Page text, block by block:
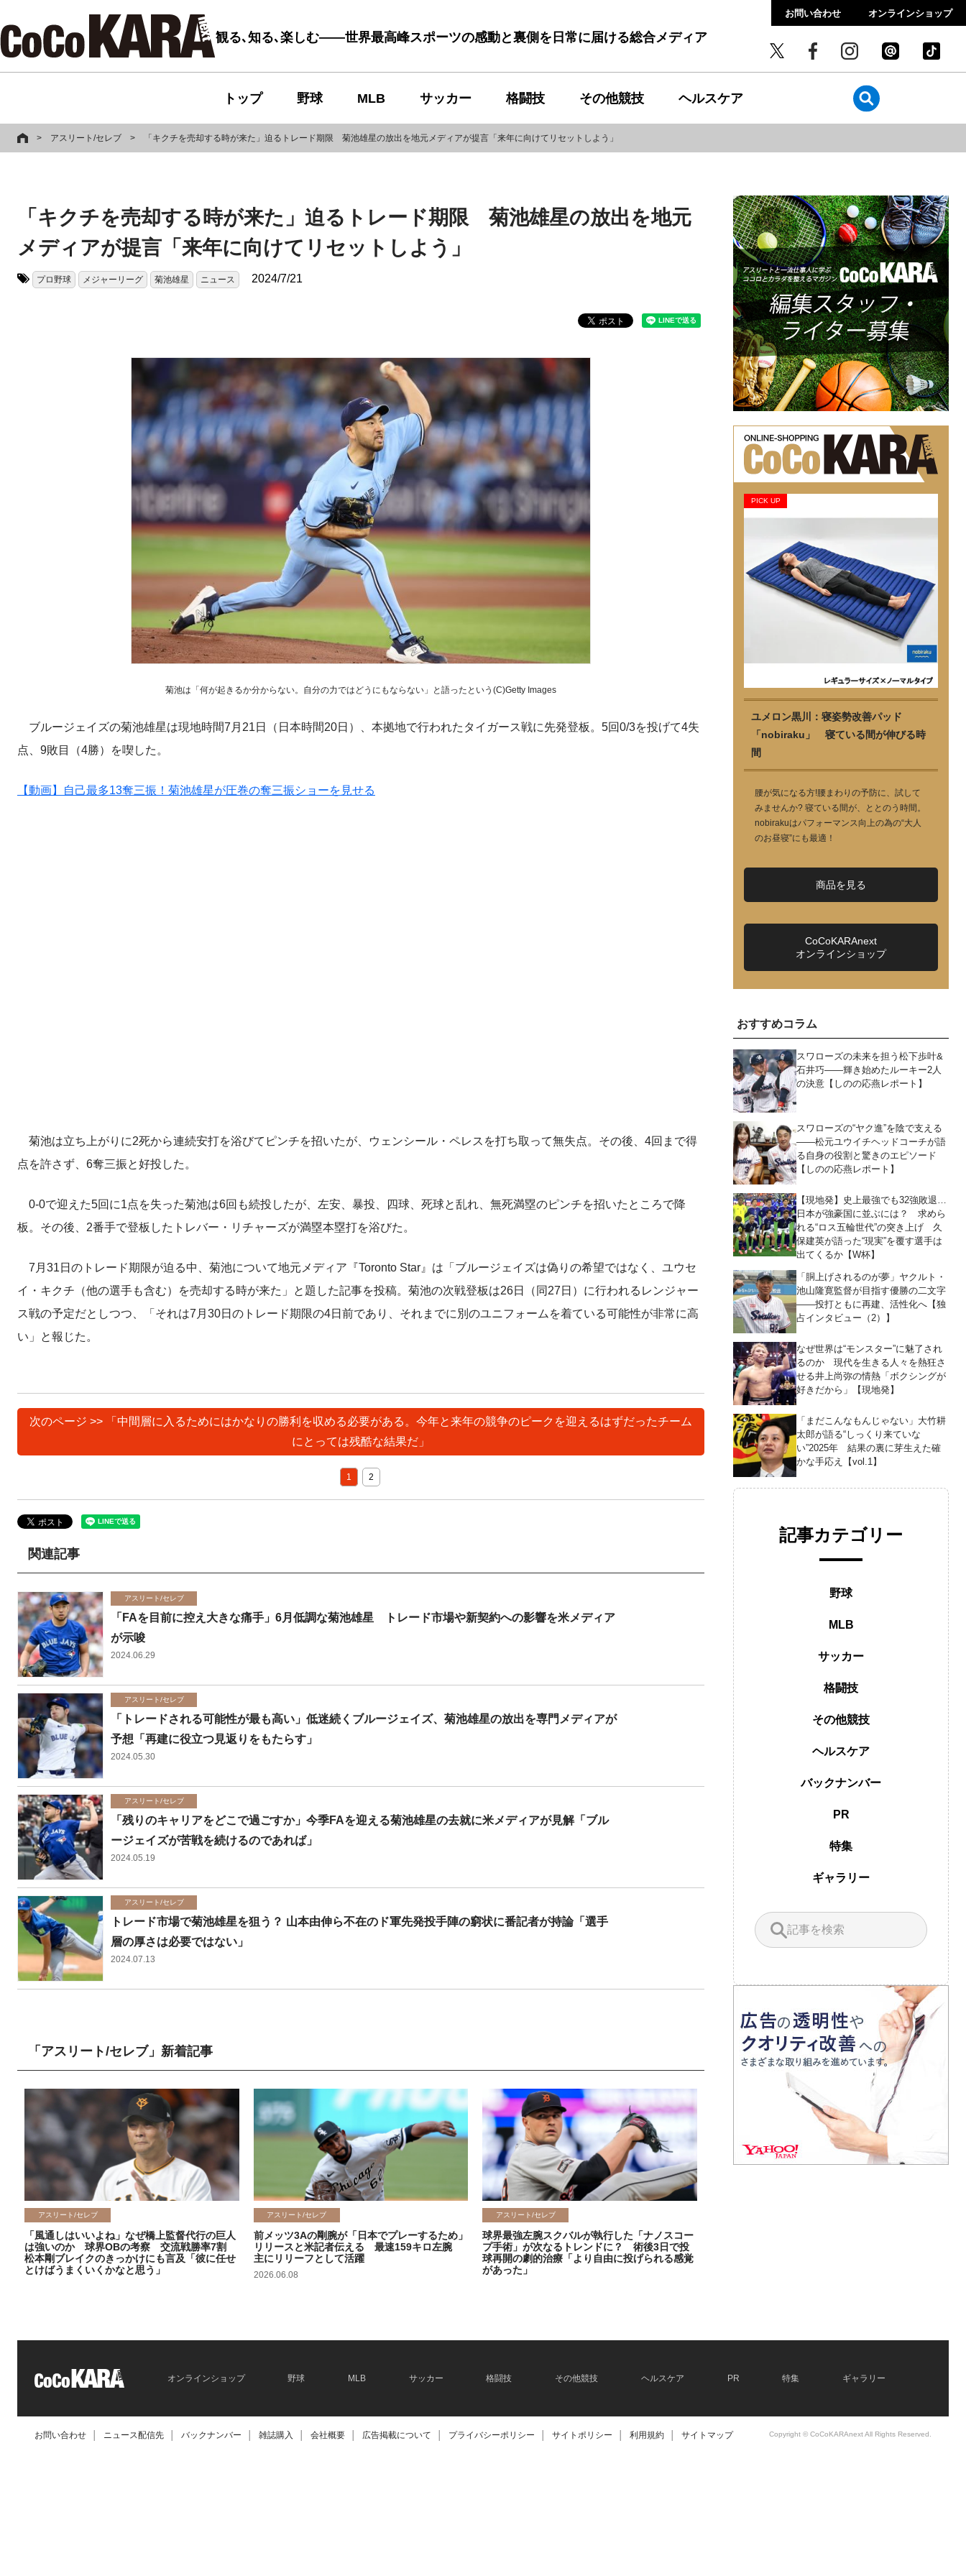
観る､知る､楽しむ――世界最高峰スポーツの感動と裏側を日常に届ける総合メディア
お問い合わせ オンラインショップ
トップ 野球 MLB サッカー 格闘技 その他競技 ヘルスケア
> アスリート/セレブ > 「キクチを売却する時が来た」迫るトレード期限 菊池雄星の放出を地元メディアが提言「来年に向けてリセットしよう」
「キクチを売却する時が来た」迫るトレード期限 菊池雄星の放出を地元
メディアが提言「来年に向けてリセットしよう」
プロ野球 メジャーリーグ 菊池雄星 ニュース 2024/7/21
菊池は「何が起きるか分からない。自分の力ではどうにもならない」と語ったという(C)Getty Images
ブルージェイズの菊池雄星は現地時間7月21日（日本時間20日）、本拠地で行われたタイガース戦に先発登板。5回0/3を投げて4失
点、9敗目（4勝）を喫した。
【動画】自己最多13奪三振！菊池雄星が圧巻の奪三振ショーを見せる
菊池は立ち上がりに2死から連続安打を浴びてピンチを招いたが、ウェンシール・ペレスを打ち取って無失点。その後、4回まで得
点を許さず、6奪三振と好投した。
0-0で迎えた5回に1点を失った菊池は6回も続投したが、左安、暴投、四球、死球と乱れ、無死満塁のピンチを招いたところで降
板。その後、2番手で登板したトレバー・リチャーズが満塁本塁打を浴びた。
7月31日のトレード期限が迫る中、菊池について地元メディア『Toronto Star』は「ブルージェイズは偽りの希望ではなく、ユウセ
イ・キクチ（他の選手も含む）を売却する時が来た」と題した記事を投稿。菊池の次戦登板は26日（同27日）に行われるレンジャー
ス戦の予定だとしつつ、「それは7月30日のトレード期限の4日前であり、それまでに別のユニフォームを着ている可能性が非常に高
い」と報じた。
次のページ >> 「中間層に入るためにはかなりの勝利を収める必要がある。今年と来年の競争のピークを迎えるはずだったチーム
にとっては残酷な結果だ」
1 2
関連記事
アスリート/セレブ
「FAを目前に控え大きな痛手」6月低調な菊池雄星 トレード市場や新契約への影響を米メディア
が示唆
2024.06.29
アスリート/セレブ
「トレードされる可能性が最も高い」低迷続くブルージェイズ、菊池雄星の放出を専門メディアが
予想「再建に役立つ見返りをもたらす」
2024.05.30
アスリート/セレブ
「残りのキャリアをどこで過ごすか」今季FAを迎える菊池雄星の去就に米メディアが見解「ブル
ージェイズが苦戦を続けるのであれば」
2024.05.19
アスリート/セレブ
トレード市場で菊池雄星を狙う？ 山本由伸ら不在のド軍先発投手陣の窮状に番記者が持論「選手
層の厚さは必要ではない」
2024.07.13
「アスリート/セレブ」新着記事
アスリート/セレブ
「風通しはいいよね」なぜ橋上監督代行の巨人
は強いのか 球界OBの考察 交流戦勝率7割
松本剛ブレイクのきっかけにも言及「彼に任せ
とけばうまくいくかなと思う」
アスリート/セレブ
前メッツ3Aの剛腕が「日本でプレーするため」
リリースと米記者伝える 最速159キロ左腕
主にリリーフとして活躍
2026.06.08
アスリート/セレブ
球界最強左腕スクバルが執行した「ナノスコー
プ手術」が次なるトレンドに？ 術後3日で投
球再開の劇的治療「より自由に投げられる感覚
があった」
PICK UP
ユメロン黒川：寝姿勢改善パッド
「nobiraku」 寝ている間が伸びる時
間
腰が気になる方!腰まわりの予防に、試して
みませんか? 寝ている間が、ととのう時間。
nobirakuはパフォーマンス向上の為の“大人
のお昼寝”にも最適！
商品を見る
CoCoKARAnext
オンラインショップ
おすすめコラム
スワローズの未来を担う松下歩叶&
石井巧――輝き始めたルーキー2人
の決意【しのの応燕レポート】
スワローズの“ヤク進”を陰で支える
――松元ユウイチヘッドコーチが語
る自身の役割と驚きのエピソード
【しのの応燕レポート】
【現地発】史上最強でも32強敗退…
日本が強豪国に並ぶには？ 求めら
れる“ロス五輪世代”の突き上げ 久
保建英が語った“現実”を覆す選手は
出てくるか【W杯】
「胴上げされるのが夢」ヤクルト・
池山隆寛監督が目指す優勝の二文字
――投打ともに再建、活性化へ【独
占インタビュー（2）】
なぜ世界は“モンスター”に魅了され
るのか 現代を生きる人々を熱狂さ
せる井上尚弥の情熱「ボクシングが
好きだから」【現地発】
「まだこんなもんじゃない」大竹耕
太郎が語る“しっくり来ていな
い”2025年 結果の裏に芽生えた確
かな手応え【vol.1】
記事カテゴリー
野球
MLB
サッカー
格闘技
その他競技
ヘルスケア
バックナンバー
PR
特集
ギャラリー
オンラインショップ 野球 MLB サッカー 格闘技 その他競技 ヘルスケア PR 特集 ギャラリー
お問い合わせ ニュース配信先 バックナンバー 雑誌購入 会社概要 広告掲載について プライバシーポリシー サイトポリシー 利用規約 サイトマップ Copyright © CoCoKARAnext All Rights Reserved.